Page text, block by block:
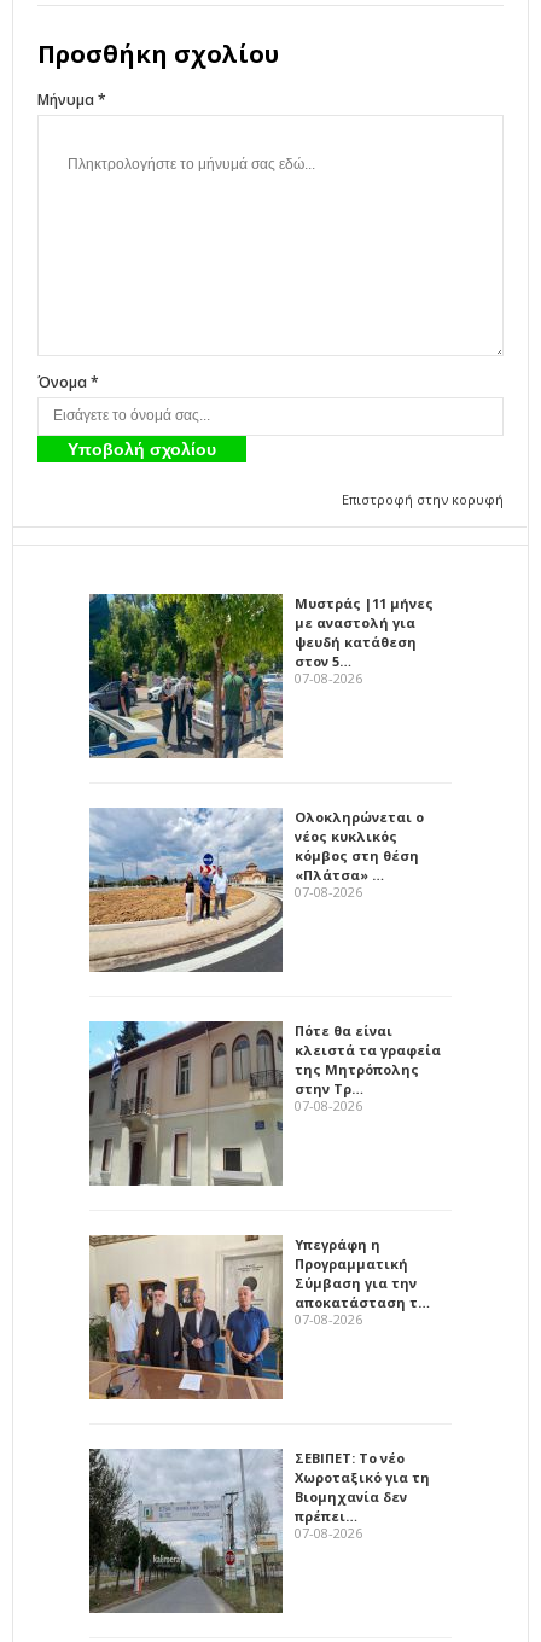
Προσθήκη σχολίου
Μήνυμα *
Όνομα *
Επιστροφή στην κορυφή
Μυστράς |11 μήνες
με αναστολή για
ψευδή κατάθεση
στον 5…
07-08-2026
Ολοκληρώνεται ο
νέος κυκλικός
κόμβος στη θέση
«Πλάτσα» …
07-08-2026
Πότε θα είναι
κλειστά τα γραφεία
της Μητρόπολης
στην Τρ…
07-08-2026
Υπεγράφη η
Προγραμματική
Σύμβαση για την
αποκατάσταση τ…
07-08-2026
ΣΕΒΙΠΕΤ: Το νέο
Χωροταξικό για τη
Βιομηχανία δεν
πρέπει…
07-08-2026